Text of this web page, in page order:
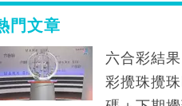
門文章
六合彩結
彩攪珠攪